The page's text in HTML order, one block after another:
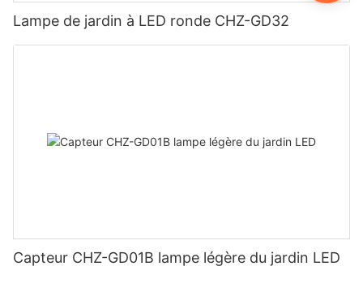
Lampe de jardin à LED ronde CHZ-GD32
Capteur CHZ-GD01B lampe légère du jardin LED